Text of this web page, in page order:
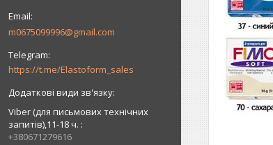
m0675099996@gmail.com
https://t.me/Elastoform_sales
Viber (для письмових технічних
запитів),11-18 ч.
+380671279616